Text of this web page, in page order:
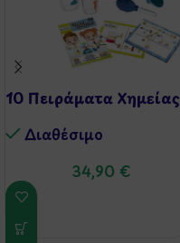
10 Πειράματα Χημείας
Διαθέσιμo
34,90 €